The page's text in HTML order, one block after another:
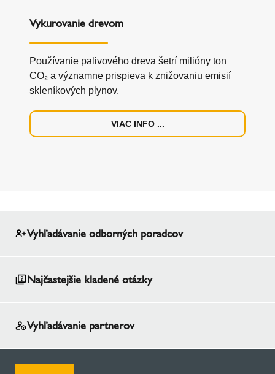
Vykurovanie drevom
Používanie palivového dreva šetrí milióny ton
CO₂ a významne prispieva k znižovaniu emisií
skleníkových plynov.
VIAC INFO ...
Vyhľadávanie odborných poradcov
Najčastejšie kladené otázky
Vyhľadávanie partnerov